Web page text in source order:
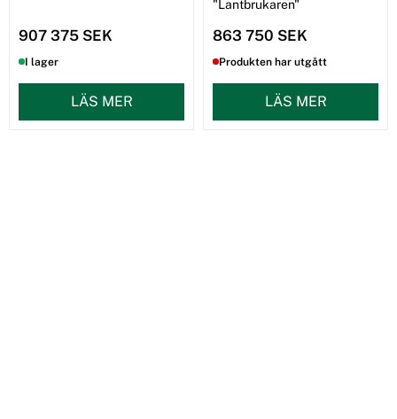
907 375 SEK
I lager
LÄS MER
"Lantbrukaren"
863 750 SEK
Produkten har utgått
LÄS MER